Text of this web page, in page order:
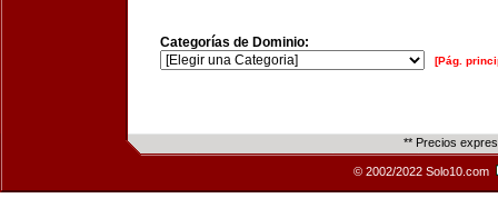
Categorías de Dominio:
[Pág.
** Precios
© 2002/2022 Solo10.com